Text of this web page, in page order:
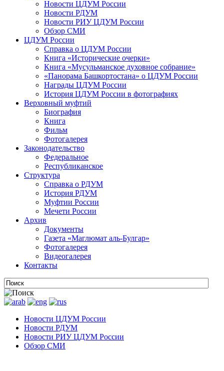
Новости ЦДУМ России
Новости РДУМ
Новости РИУ ЦДУМ России
Обзор СМИ
ЦДУМ России
Справка о ЦДУМ России
Книга «Исторические очерки»
Книга «Мусульманское духовное собрание»
«Панорама Башкортостана» о ЦДУМ России
Награды ЦДУМ России
История ЦДУМ России в фотографиях
Верховный муфтий
Биография
Книга
Фильм
Фотогалерея
Законодательство
Федеральное
Республиканское
Структура
Справка о РДУМ
История РДУМ
Муфтии России
Мечети России
Архив
Документы
Газета «Маглюмат аль-Булгар»
Фотогалерея
Видеогалерея
Контакты
Новости ЦДУМ России
Новости РДУМ
Новости РИУ ЦДУМ России
Обзор СМИ